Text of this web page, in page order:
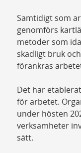
Samtidigt som
genomförs
metoder som
skadligt bruk
förankras
Det har
för arbetet.
under hösten
verksamheter
sätt.